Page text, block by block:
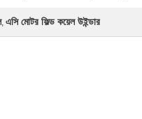
, এসি মোটর ফিল্ড কয়েল উইন্ডার